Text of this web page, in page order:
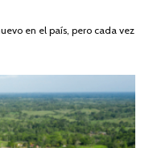
en el país, pero cada vez